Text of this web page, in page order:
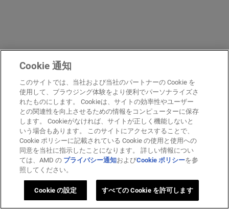
Cookie 通知
このサイトでは、当社および当社のパートナーの Cookie を
使用して、ブラウジング体験をより便利でパーソナライズさ
れたものにします。 Cookieは、サイトの効率性やユーザー
との関連性を向上させるための情報をコンピューターに保存
します。 Cookieがなければ、サイトが正しく機能しないと
いう場合もあります。 このサイトにアクセスすることで、
Cookie ポリシーに記載されている Cookie の使用と使用への
同意を当社に指示したことになります。 詳しい情報につい
ては、AMD の プライバシー通知およびCookie ポリシーを参
照してください。
Cookie の設定 すべての Cookie を許可します